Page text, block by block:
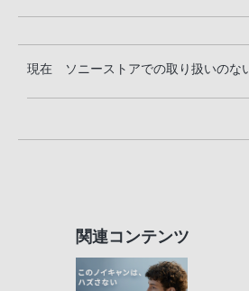
現在 ソニーストアでの取り扱いのな
関連コンテンツ